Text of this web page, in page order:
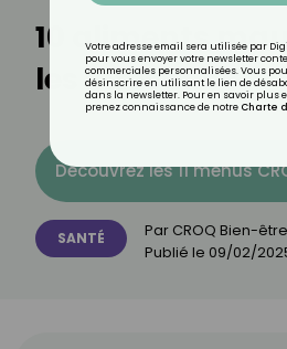
10 aliments
les intestins
Découvrez les 11 menus
SANTÉ Par CROQ Bien-être
Publié le 09/02/
Votre adresse email sera utilisée par
pour vous envoyer votre newsletter
commerciales personnalisées. Vous
désinscrire en utilisant le lien de
dans la newsletter. Pour en savoir plus
prenez connaissance de notre Charte